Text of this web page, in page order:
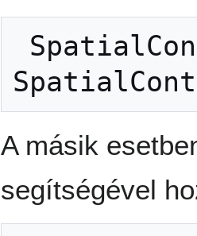
A másik
segítségével